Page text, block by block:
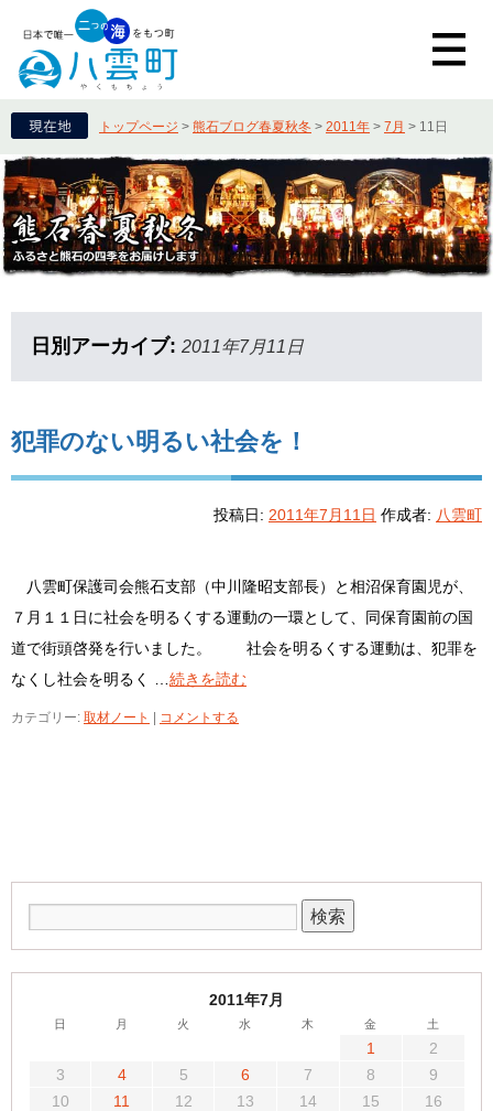
トップページ > 熊石ブログ春夏秋冬 > 2011年 > 7月 > 11日
日別アーカイブ: 2011年7月11日
犯罪のない明るい社会を！
投稿日: 2011年7月11日 作成者: 八雲町
八雲町保護司会熊石支部（中川隆昭支部長）と相沼保育園児が、
７月１１日に社会を明るくする運動の一環として、同保育園前の国
道で街頭啓発を行いました。 社会を明るくする運動は、犯罪を
なくし社会を明るく … 続きを読む
カテゴリー: 取材ノート コメントする
2011年7月
日 月 火 水 木 金 土
1
2
3
4 5 6 7 8
9
10
11 12 13 14 15
16